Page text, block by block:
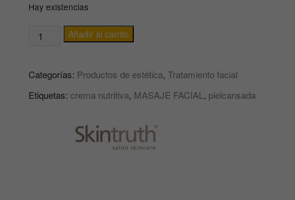
Hay existencias
CREMA
FACIAL
Optimise
Facial
Añadir al carrito
Categorías: Productos de estética, Tratamiento facial
Etiquetas: crema nutritiva, MASAJE FACIAL , pielcansada